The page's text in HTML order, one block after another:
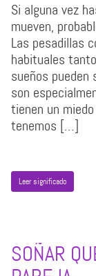
Si alguna vez
mueven,
Las pesadillas
habituales
sueños pueden
son
tienen un
tenemos […]
Leer significado
SOÑAR